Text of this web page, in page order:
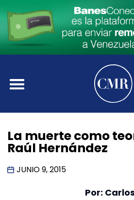
La muerte como
Raúl Hernández
JUNIO 9, 2015
Por: